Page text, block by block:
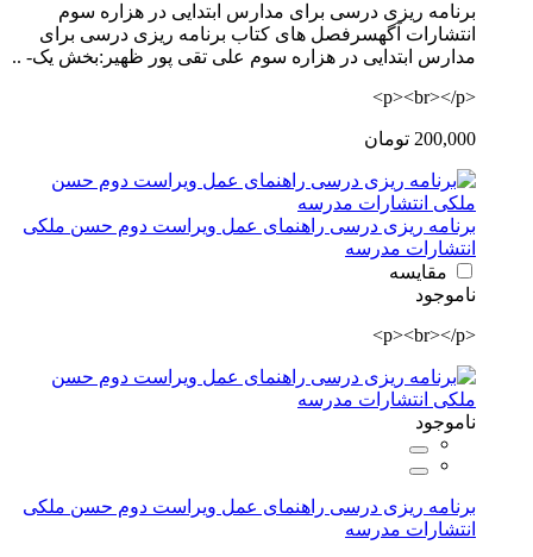
برنامه ریزی درسی برای مدارس ابتدایی در هزاره سوم
انتشارات آگهسرفصل های کتاب برنامه ریزی درسی برای
مدارس ابتدایی در هزاره سوم علی تقی پور ظهیر:بخش یک- ..
<p><br></p>
200,000 تومان
برنامه ریزی درسی راهنمای عمل ویراست دوم حسن ملکی
انتشارات مدرسه
مقایسه
ناموجود
<p><br></p>
ناموجود
برنامه ریزی درسی راهنمای عمل ویراست دوم حسن ملکی
انتشارات مدرسه